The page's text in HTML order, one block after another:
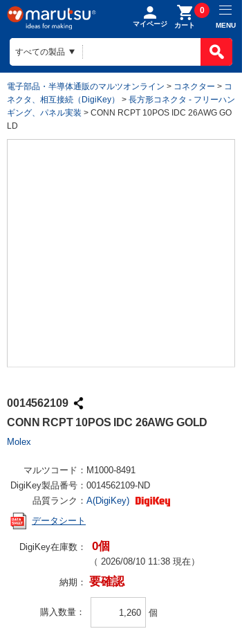
マイページ カート
0
MENU
電子部品・半導体通販のマルツオンライン > コネクター > コ
ネクタ、相互接続（DigiKey）
> 長方形コネクタ - フリーハン
ギング、パネル実装 > CONN RCPT 10POS IDC 26AWG GO
LD
0014562109
CONN RCPT 10POS IDC 26AWG GOLD
Molex
マルツコード： M1000-8491
DigiKey製品番号： 0014562109-ND
品質ランク： A(DigiKey)
データシート
DigiKey在庫数： 0個
（ 2026/08/10 11:38 現在）
納期： 要確認
購入数量 個